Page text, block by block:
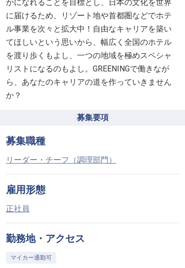
かになれることを目標とし、日本の文化を世界
に届けるため、リゾート地や首都圏などでホテ
ル事業を次々と拡大中！自由なキャリアを築い
てほしいという思いから、幅広く全国のホテル
を渡り歩くもよし、一つの地域を極めスペシャ
リストになるのもよし。GREENINGで働きなが
ら、あなたのキャリアの道を作っていきません
か？
募集要項
募集職種
リーダー・チーフ（調理部門）
雇用形態
正社員
勤務地・アクセス
マイカー通勤可